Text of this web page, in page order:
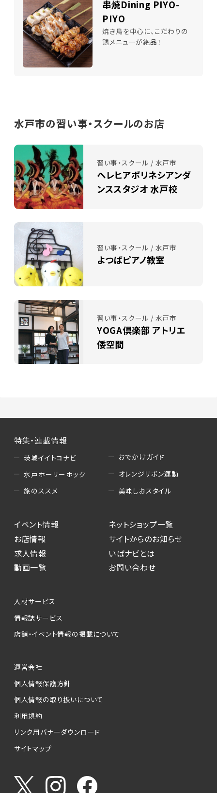
串焼Dining PIYO-
PIYO
焼き鳥を中心に、こだわりの
鶏メニューが絶品！
水戸市の習い事・スクールのお店
習い事・スクール / 水戸市
ヘレヒアポリネシアンダ
ンススタジオ 水戸校
習い事・スクール / 水戸市
よつばピアノ教室
習い事・スクール / 水戸市
YOGA倶楽部 アトリエ
倭空間
特集・連載情報
茨城イイトコナビ
水戸ホーリーホック
旅のススメ
おでかけガイド
オレンジリボン運動
美味しおスタイル
イベント情報
お店情報
求人情報
動画一覧
ネットショップ一覧
サイトからのお知らせ
いばナビとは
お問い合わせ
人材サービス
情報誌サービス
店舗・イベント情報の掲載について
運営会社
個人情報保護方針
個人情報の取り扱いについて
利用規約
リンク用バナーダウンロード
サイトマップ